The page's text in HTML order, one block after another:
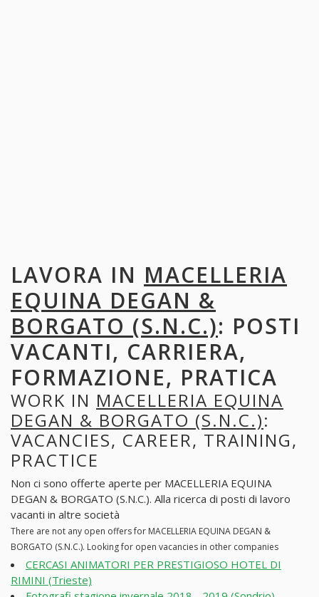
LAVORA IN MACELLERIA
EQUINA DEGAN &
BORGATO (S.N.C.): POSTI
VACANTI, CARRIERA,
FORMAZIONE, PRATICA
WORK IN MACELLERIA EQUINA
DEGAN & BORGATO (S.N.C.):
VACANCIES, CAREER, TRAINING,
PRACTICE
Non ci sono offerte aperte per MACELLERIA EQUINA
DEGAN & BORGATO (S.N.C.). Alla ricerca di posti di lavoro
vacanti in altre società
There are not any open offers for MACELLERIA EQUINA DEGAN &
BORGATO (S.N.C.). Looking for open vacancies in other companies
CERCASI ANIMATORI PER PRESTIGIOSO HOTEL DI
RIMINI (Trieste)